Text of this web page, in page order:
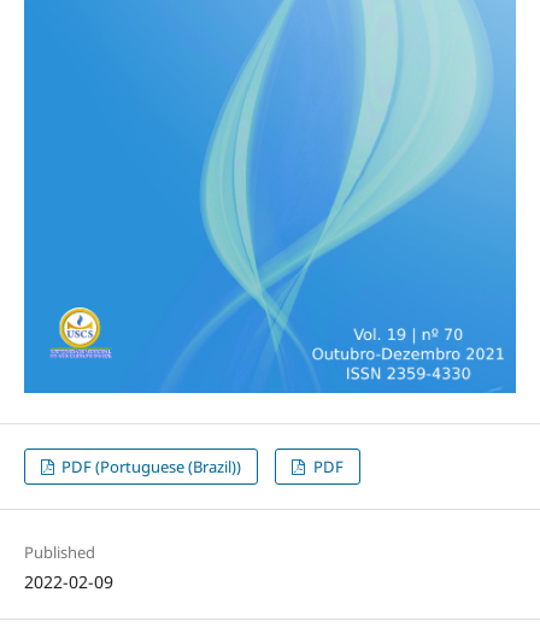
PDF (Portuguese (Brazil)) PDF
Published
2022-02-09